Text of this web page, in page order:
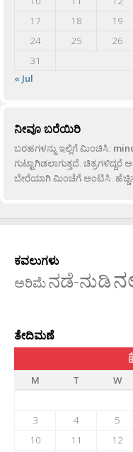
17
18 19
24
25 26
31
« Jul
ನೀವೂ ಬರೆಯಿರಿ
ಬರಹಗಳನ್ನು ಇಲ್ಲಿಗೆ ಮಿಂಚಿಸಿ:
ಗುಟ್ಟಾಗಿಡಲಾಗುತ್ತದೆ.
ಬೇರೆಯಾಗಿ ಮಿಂಚೆಗೆ ಅಂಟಿಸಿ.
ಕವಲುಗಳು
ಅರಿಮೆನಡೆ-ನುಡಿ
ತೇದಿಮಣೆ
M
T W
3
4 5
10
11 12